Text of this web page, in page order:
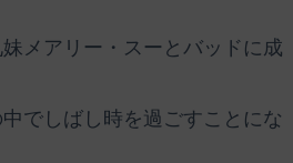
メアリー・スーとバッドに成
でしばし時を過ごすことにな